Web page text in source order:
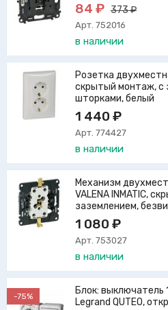
84 ₽ 373 ₽
Арт. 752016
в наличии
Розетка
скрытый монтаж, с
шторками, белый
1 440 ₽
Арт. 774427
в наличии
Механизм
VALENA INMATIC,
заземлением,
1 080 ₽
Арт. 753027
в наличии
-75%
Блок: выключатель
Legrand QUTEO,